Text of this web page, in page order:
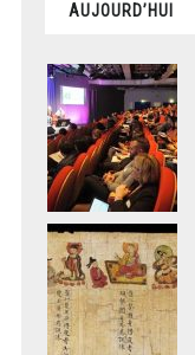
AUJOURD’HUI